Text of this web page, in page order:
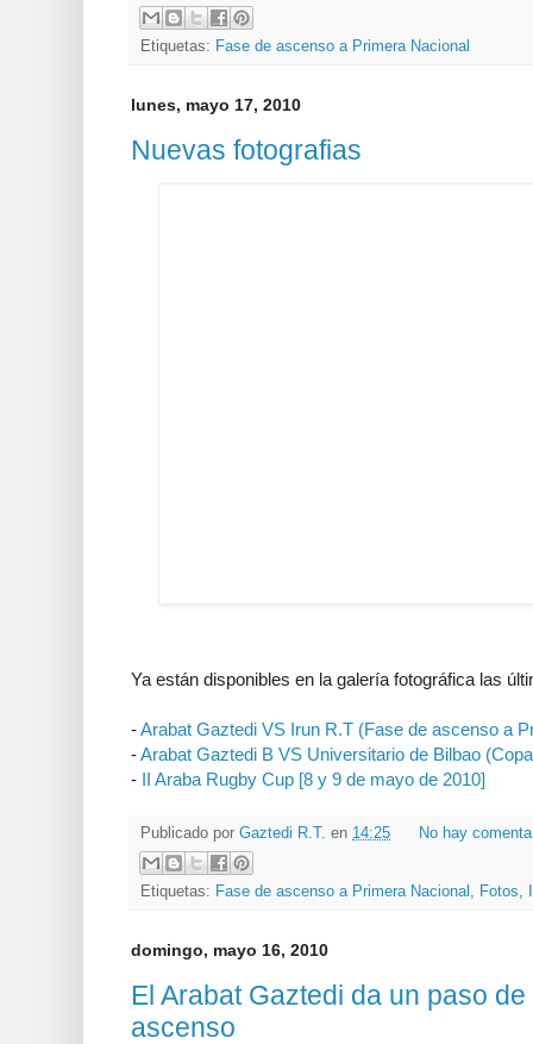
Etiquetas: Fase de ascenso a Primera Nacional
lunes, mayo 17, 2010
Nuevas fotografias
Ya están disponibles en la galería fotográfica las
-Arabat Gaztedi VS Irun R.T (Fase de ascenso a
-Arabat Gaztedi B VS Universitario de Bilbao
- II Araba Rugby Cup [8 y 9 de mayo de 2010]
Publicado por Gaztedi R.T. en 14:25 No hay
Etiquetas: Fase de ascenso a Primera Nacional , Fotos,
domingo, mayo 16, 2010
El Arabat Gaztedi da un paso
ascenso